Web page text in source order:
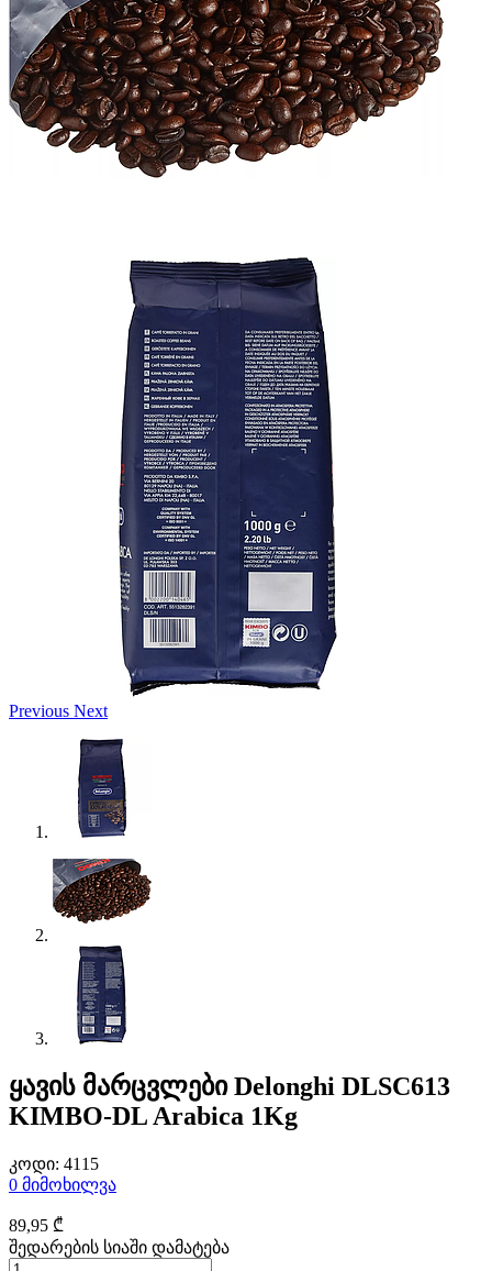
Previous Next
ყავის მარცვლები Delonghi DLSC613
KIMBO-DL Arabica 1Kg
კოდი: 4115
0 მიმოხილვა
89,95 ₾
შედარების სიაში დამატება